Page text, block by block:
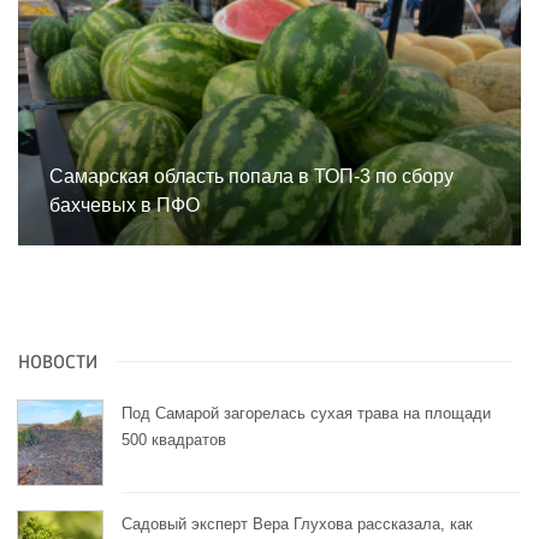
Самарская область попала в ТОП-3 по сбору
бахчевых в ПФО
НОВОСТИ
Под Самарой загорелась сухая трава на площади
500 квадратов
Садовый эксперт Вера Глухова рассказала, как